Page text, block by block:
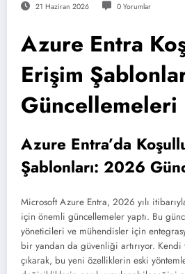
21 Haziran 2026 0 Yorumlar
Azure Entra
Erişim
Güncellemeleri
Azure Entra’da
Şablonları: 2026
Microsoft Azure Entra, 2026 yılı
için önemli güncellemeler yaptı. Bu
yöneticileri ve mühendisler için
bir yandan da güvenliği artırıyor.
çıkarak, bu yeni özelliklerin eski